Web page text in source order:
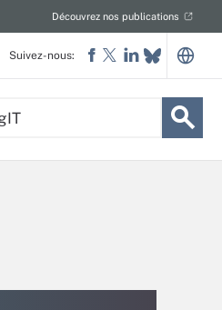
Découvrez nos publications
Suivez-nous: